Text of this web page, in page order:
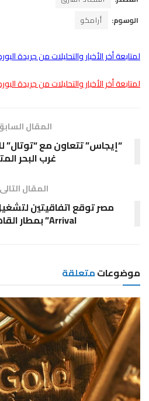
الوسوم:
أرامكو
لمتابعة أخر الأخبار والتحليلات من جريدة
لمتابعة أخر الأخبار والتحليلات من جريدة
المقال
“إيجاس” تتعاون مع “توتال”
غرب البحر
المقال التالى
Arrival” بمطار القاهرة الدولي
موضوعاتمتعلقة